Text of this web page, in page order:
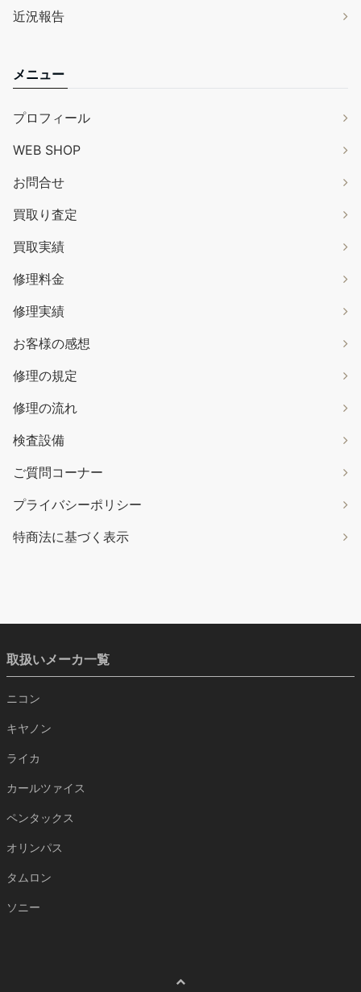
近況報告
メニュー
プロフィール
WEB SHOP
お問合せ
買取り査定
買取実績
修理料金
修理実績
お客様の感想
修理の規定
修理の流れ
検査設備
ご質問コーナー
プライバシーポリシー
特商法に基づく表示
取扱いメーカ一覧
ニコン
キヤノン
ライカ
カールツァイス
ペンタックス
オリンパス
タムロン
ソニー